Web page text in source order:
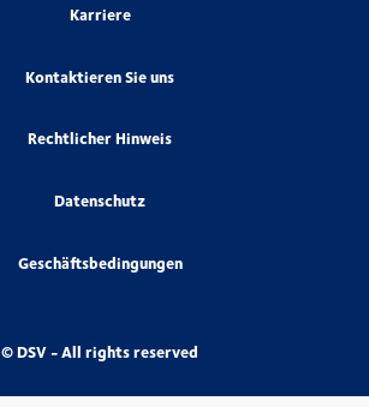
Karriere
Kontaktieren Sie uns
Rechtlicher Hinweis
Datenschutz
Geschäftsbedingungen
© DSV - All rights reserved